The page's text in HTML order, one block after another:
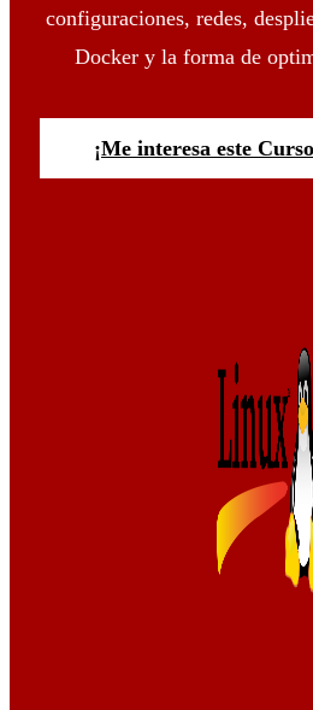
configuraciones, redes,
Docker y la forma de
¡Me interesa este